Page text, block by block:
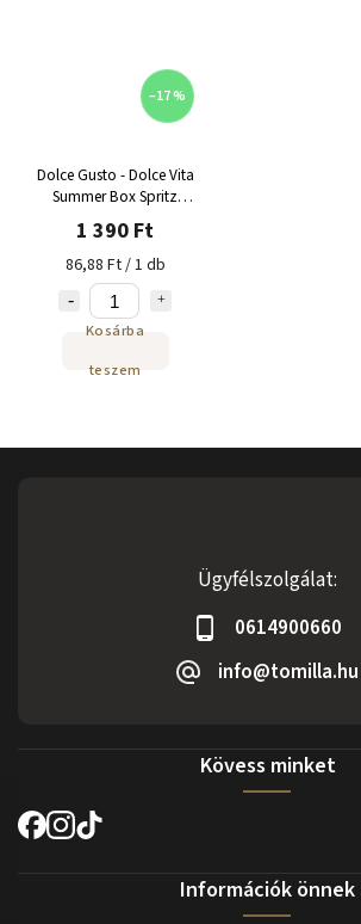
–17 %
Dolce Gusto - Dolce Vita
Summer Box Spritz
kapszula 16 adag
1 390 Ft
86,88 Ft / 1 db
Kosárba
teszem
Ügyfélszolgálat:
0614900660
info@tomilla.hu
Kövess minket
Információk önnek